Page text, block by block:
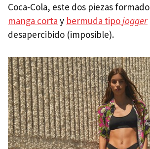
Coca-Cola, este dos piezas formado
manga corta y bermuda tipojogger
desapercibido (imposible).